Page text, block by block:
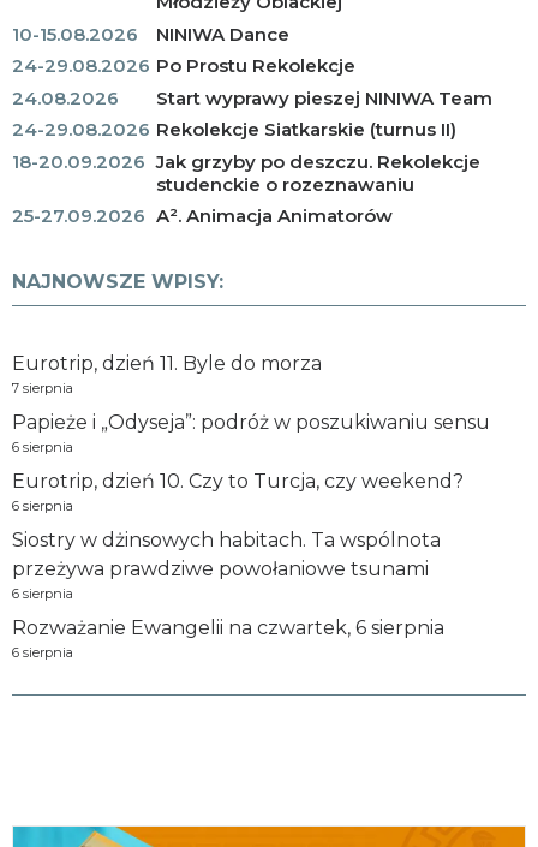
10-15.08.2026
NINIWA Dance
24-29.08.2026 Po Prostu Rekolekcje
24.08.2026
Start wyprawy pieszej NINIWA Team
24-29.08.2026 Rekolekcje Siatkarskie (turnus II)
18-20.09.2026 Jak grzyby po deszczu. Rekolekcje
studenckie o rozeznawaniu
25-27.09.2026 A². Animacja Animatorów
NAJNOWSZE WPISY:
Eurotrip, dzień 11. Byle do morza
7 sierpnia
Papieże i „Odyseja”: podróż w poszukiwaniu sensu
6 sierpnia
Eurotrip, dzień 10. Czy to Turcja, czy weekend?
6 sierpnia
Siostry w dżinsowych habitach. Ta wspólnota
przeżywa prawdziwe powołaniowe tsunami
6 sierpnia
Rozważanie Ewangelii na czwartek, 6 sierpnia
6 sierpnia